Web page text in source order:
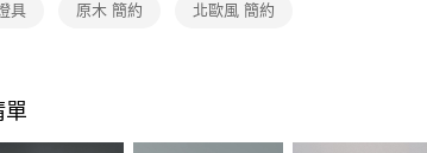
具 原木 簡約 北歐風 簡約
單